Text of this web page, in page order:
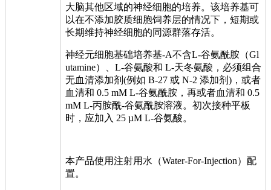
大脑其他区域的神经细胞的培养。该培养基可
以在不添加胶质细胞饲养层的情况下，短期或
长期维持神经细胞的同源群落存活。
神经元细胞基础培养基-A不含L-谷氨酰胺（Gl
utamine）、L-谷氨酸和 L-天冬氨酸，必须组合
无血清添加剂(例如 B-27 或 N-2 添加剂)，或者
血清和 0.5 mM L-谷氨酰胺，再或者血清和 0.5
mM L-丙胺酰-谷氨酰胺溶液。初次接种平板
时，应加入 25 µM L-谷氨酸。
本产品使用注射用水（Water-For-Injection）配
置。